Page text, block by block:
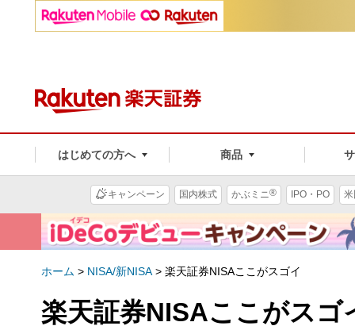
はじめての方へ 商品
キャンペーン 国内株式 かぶミニ® IPO・PO
ホーム > NISA/新NISA > 楽天証券NISAここがスゴイ
楽天証券NISAここがスゴ